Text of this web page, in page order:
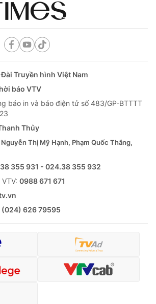
Đài Truyền hình Việt Nam
báo VTV
báo in và báo điện tử số 483/GP-BTTTT
Thủy
Nguyễn Thị Mỹ Hạnh, Phạm Quốc Thắng,
355 931 - 024.38 355 932
0988 671 671
(024) 626 79595